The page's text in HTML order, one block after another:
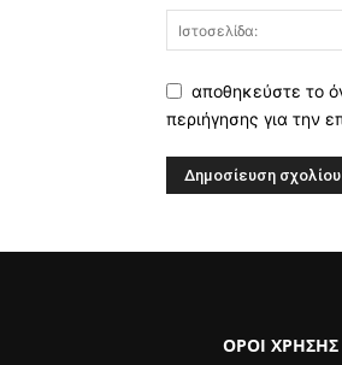
αποθηκεύστε το
περιήγησης για την
ΟΡΟΙ